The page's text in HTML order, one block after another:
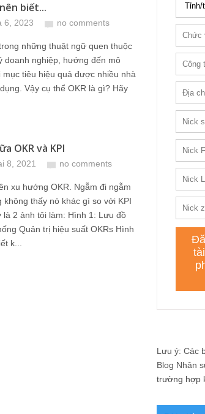
biết...
6, 2023 no comments
những thuật ngữ quen thuộc
doanh nghiệp, hướng đến mô
mục tiêu hiệu quả được nhiều nhà
Vậy cụ thể OKR là gì? Hãy
OKR và KPI
8, 2021 no comments
xu hướng OKR. Ngẫm đi ngẫm
không thấy nó khác gì so với KPI
là 2 ảnh tôi làm: Hình 1: Lưu đồ
Quản trị hiệu suất OKRs Hình
k...
Lưu ý: Các
Blog Nhân
trường hợp